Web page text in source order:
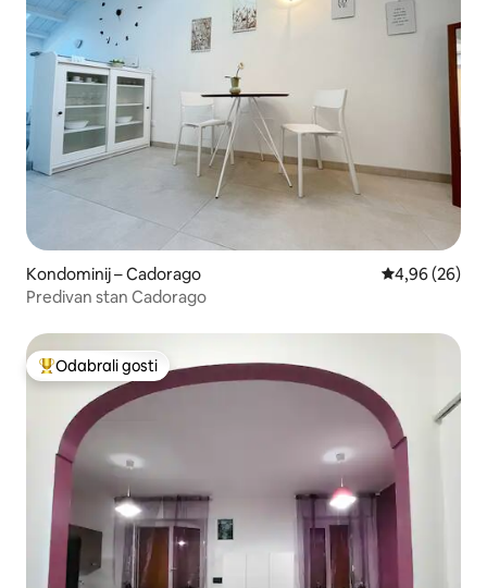
Kondominij – Cadorago Prosječna
4,96 (26)
Predivan stan Cadorago
Među najviše rangiranima s oznakom „Odabrali gosti”
Odabrali gosti